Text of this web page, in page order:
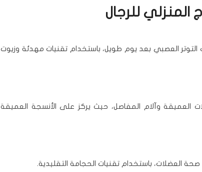
المنزلي للرجال
التوتر العصبي بعد يوم طويل، باستخدام تقنيات مهدئة وزيوت
العميقة وآلام المفاصل، حيث يركز على الأنسجة العميقة
العضلات، باستخدام تقنيات الحجامة التقليدية.